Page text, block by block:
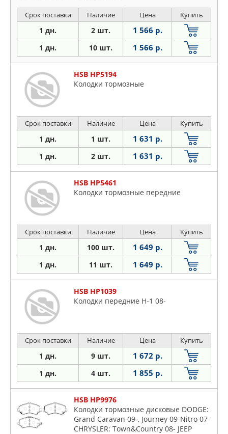
Срок поставки Наличие Цена Купить
1 дн. 2 шт. 1 566 р.
1 дн. 10 шт. 1 566 р.
HSB HP5194
Колодки тормозные
Срок поставки Наличие Цена Купить
1 дн. 1 шт. 1 631 р.
1 дн. 2 шт. 1 631 р.
HSB HP5461
Колодки тормозные передние
Срок поставки Наличие Цена Купить
1 дн. 100 шт. 1 649 р.
1 дн. 11 шт. 1 649 р.
HSB HP1039
Колодки передние H-1 08-
Срок поставки Наличие Цена Купить
1 дн. 9 шт. 1 672 р.
1 дн. 4 шт. 1 855 р.
HSB HP9976
Колодки тормозные дисковые DODGE:
Grand Caravan 09-, Journey 09-Nitro 07-
CHRYSLER: Town&Country 08- JEEP